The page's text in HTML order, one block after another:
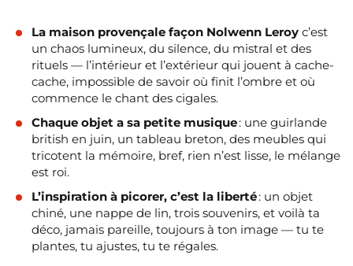
La maison provençale façon Nolwenn Leroy c’est
un chaos lumineux, du silence, du mistral et des
rituels — l’intérieur et l’extérieur qui jouent à cache-
cache, impossible de savoir où finit l’ombre et où
commence le chant des cigales.
Chaque objet a sa petite musique: une guirlande
british en juin, un tableau breton, des meubles qui
tricotent la mémoire, bref, rien n’est lisse, le mélange
est roi.
L’inspiration à picorer, c’est la liberté: un objet
chiné, une nappe de lin, trois souvenirs, et voilà ta
déco, jamais pareille, toujours à ton image — tu te
plantes, tu ajustes, tu te régales.